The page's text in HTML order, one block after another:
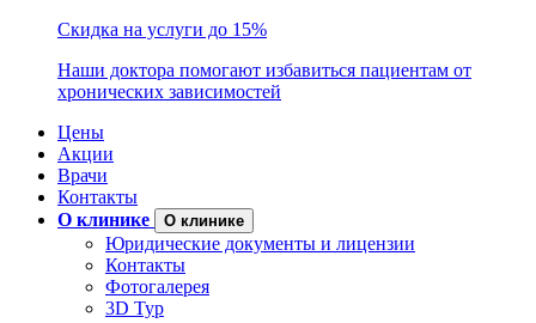
Скидка на услуги до 15%
Наши доктора помогают избавиться пациентам от
хронических зависимостей
Цены
Акции
Врачи
Контакты
О клинике
О клинике
Юридические документы и лицензии
Контакты
Фотогалерея
3D Тур